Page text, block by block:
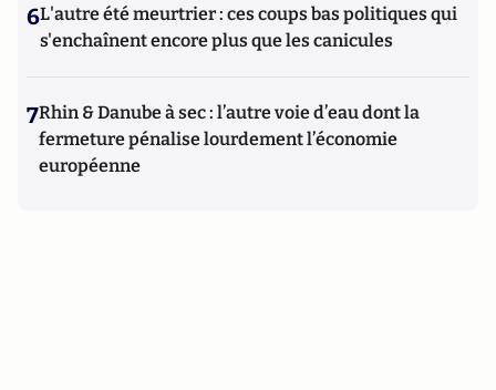
6L'autre été meurtrier : ces coups bas politiques qui
s'enchaînent encore plus que les canicules
7Rhin & Danube à sec : l’autre voie d’eau dont la
fermeture pénalise lourdement l’économie
européenne